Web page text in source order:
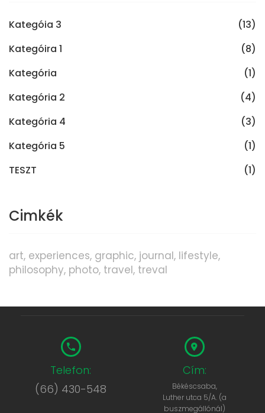
Kategóia 3
(13)
Kategóira 1
(8)
Kategória
(1)
Kategória 2
(4)
Kategória 4
(3)
Kategória 5
(1)
TESZT
(1)
Cimkék
art experiences graphic journal lifestyle
philosophy photo travel treval
Telefon:
(66) 430-548
Cím:
Békéscsaba,
Luther utca 5/A. (a
buszmegállónál)